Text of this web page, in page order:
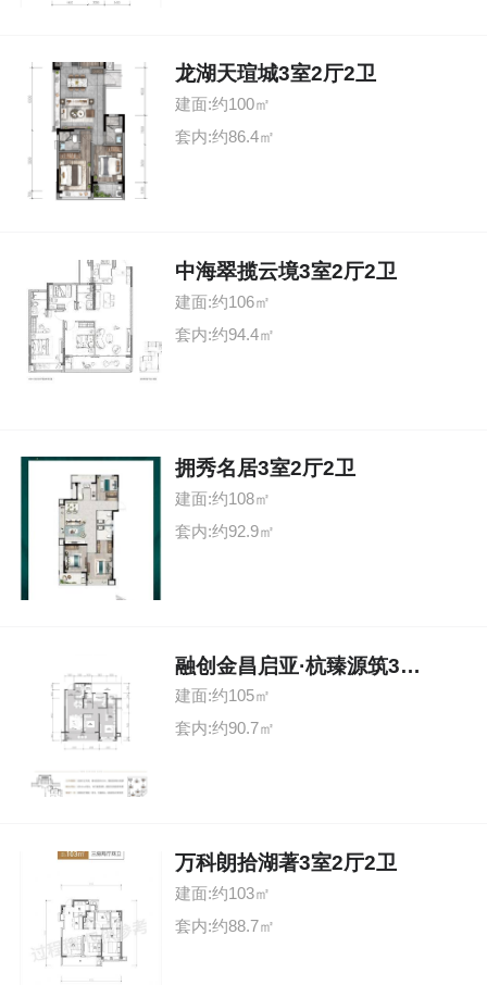
龙湖天瑄城3室2厅2卫
建面:约100㎡
套内:约86.4㎡
中海翠揽云境3室2厅2卫
建面:约106㎡
套内:约94.4㎡
拥秀名居3室2厅2卫
建面:约108㎡
套内:约92.9㎡
融创金昌启亚·杭臻源筑3室2厅2卫
建面:约105㎡
套内:约90.7㎡
万科朗拾湖著3室2厅2卫
建面:约103㎡
套内:约88.7㎡